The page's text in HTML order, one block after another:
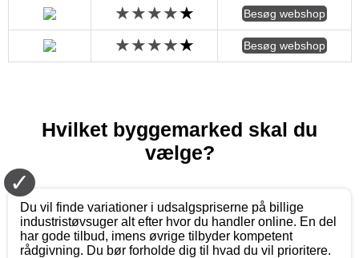
Besøg webshop
Besøg webshop
Hvilket byggemarked skal du
vælge?
✓
Du vil finde variationer i udsalgspriserne på billige
industristøvsuger alt efter hvor du handler online. En del
har gode tilbud, imens øvrige tilbyder kompetent
rådgivning. Du bør forholde dig til hvad du vil prioritere.